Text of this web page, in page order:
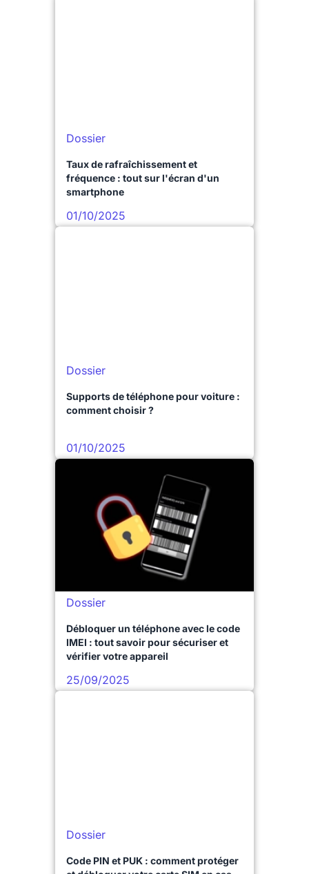
Dossier
Taux de rafraîchissement et
fréquence : tout sur l'écran d'un
smartphone
01/10/2025
Dossier
Supports de téléphone pour voiture :
comment choisir ?
01/10/2025
Dossier
Débloquer un téléphone avec le code
IMEI : tout savoir pour sécuriser et
vérifier votre appareil
25/09/2025
Dossier
Code PIN et PUK : comment protéger